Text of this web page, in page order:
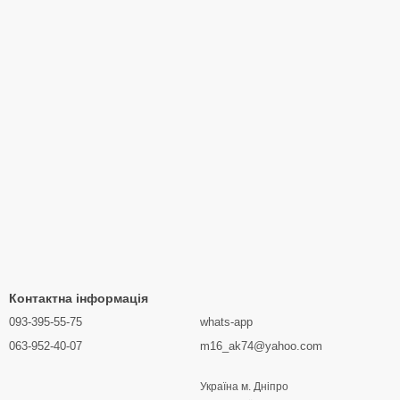
Контактна інформація
093-395-55-75
063-952-40-07
whats-app
m16_ak74@yahoo.com
Україна м. Дніпро